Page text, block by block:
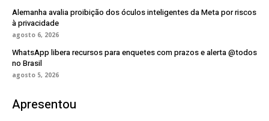
Alemanha avalia proibição dos óculos inteligentes da Meta por riscos
à privacidade
agosto 6, 2026
WhatsApp libera recursos para enquetes com prazos e alerta @todos
no Brasil
agosto 5, 2026
Apresentou